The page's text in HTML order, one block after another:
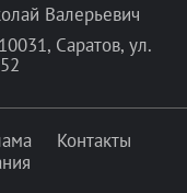
Валерьевич
Саратов, ул.
Контакты